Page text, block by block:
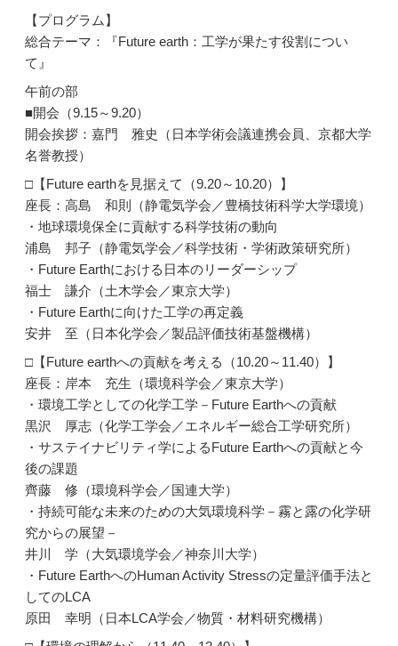
【プログラム】
総合テーマ：『Future earth：工学が果たす役割につい
て』
午前の部
■開会（9.15～9.20）
開会挨拶：嘉門 雅史（日本学術会議連携会員、京都大学
名誉教授）
□【Future earthを見据えて（9.20～10.20）】
座長：高島 和則（静電気学会／豊橋技術科学大学環境）
・地球環境保全に貢献する科学技術の動向
浦島 邦子（静電気学会／科学技術・学術政策研究所）
・Future Earthにおける日本のリーダーシップ
福士 謙介（土木学会／東京大学）
・Future Earthに向けた工学の再定義
安井 至（日本化学会／製品評価技術基盤機構）
□【Future earthへの貢献を考える（10.20～11.40）】
座長：岸本 充生（環境科学会／東京大学）
・環境工学としての化学工学－Future Earthへの貢献
黒沢 厚志（化学工学会／エネルギー総合工学研究所）
・サステイナビリティ学によるFuture Earthへの貢献と今
後の課題
齊藤 修（環境科学会／国連大学）
・持続可能な未来のための大気環境科学－霧と露の化学研
究からの展望－
井川 学（大気環境学会／神奈川大学）
・Future EarthへのHuman Activity Stressの定量評価手法と
してのLCA
原田 幸明（日本LCA学会／物質・材料研究機構）